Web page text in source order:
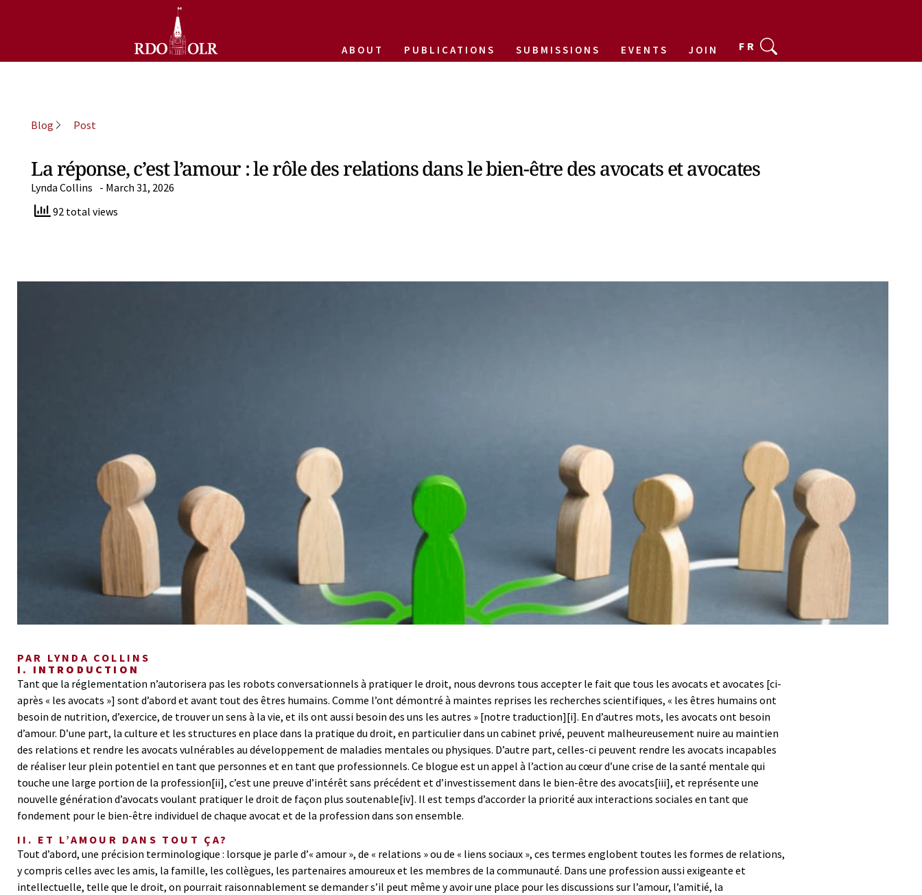
ABOUT PUBLICATIONS SUBMISSIONS EVENTS JOIN FR
Blog Post
La réponse, c’est l’amour : le rôle des relations dans le bien-être des avocats et avocates
Lynda Collins - March 31, 2026
92 total views
PAR LYNDA COLLINS
I. INTRODUCTION
Tant que la réglementation n’autorisera pas les robots conversationnels à pratiquer le droit, nous devrons tous accepter le fait que tous les avocats et avocates [ci-
après « les avocats »] sont d’abord et avant tout des êtres humains. Comme l’ont démontré à maintes reprises les recherches scientifiques, « les êtres humains ont
besoin de nutrition, d’exercice, de trouver un sens à la vie, et ils ont aussi besoin des uns les autres » [notre traduction][i]. En d’autres mots, les avocats ont besoin
d’amour. D’une part, la culture et les structures en place dans la pratique du droit, en particulier dans un cabinet privé, peuvent malheureusement nuire au maintien
des relations et rendre les avocats vulnérables au développement de maladies mentales ou physiques. D’autre part, celles-ci peuvent rendre les avocats incapables
de réaliser leur plein potentiel en tant que personnes et en tant que professionnels. Ce blogue est un appel à l’action au cœur d’une crise de la santé mentale qui
touche une large portion de la profession[ii], c’est une preuve d’intérêt sans précédent et d’investissement dans le bien-être des avocats[iii], et représente une
nouvelle génération d’avocats voulant pratiquer le droit de façon plus soutenable[iv]. Il est temps d’accorder la priorité aux interactions sociales en tant que
fondement pour le bien-être individuel de chaque avocat et de la profession dans son ensemble.
II. ET L’AMOUR DANS TOUT ÇA?
Tout d’abord, une précision terminologique : lorsque je parle d’« amour », de « relations » ou de « liens sociaux », ces termes englobent toutes les formes de relations,
y compris celles avec les amis, la famille, les collègues, les partenaires amoureux et les membres de la communauté. Dans une profession aussi exigeante et
intellectuelle, telle que le droit, on pourrait raisonnablement se demander s’il peut même y avoir une place pour les discussions sur l’amour, l’amitié, la